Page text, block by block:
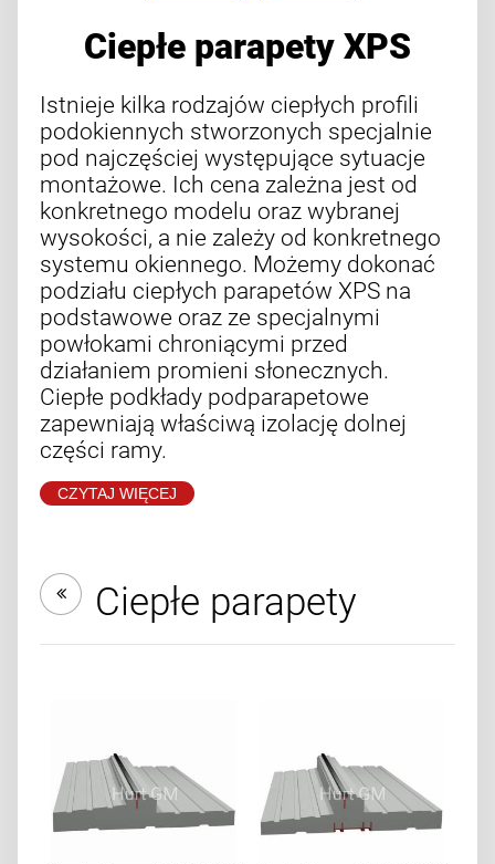
Ciepłe parapety XPS
Istnieje kilka rodzajów ciepłych profili
podokiennych stworzonych specjalnie
pod najczęściej występujące sytuacje
montażowe. Ich cena zależna jest od
konkretnego modelu oraz wybranej
wysokości, a nie zależy od konkretnego
systemu okiennego. Możemy dokonać
podziału ciepłych parapetów XPS na
podstawowe oraz ze specjalnymi
powłokami chroniącymi przed
działaniem promieni słonecznych.
Ciepłe podkłady podparapetowe
zapewniają właściwą izolację dolnej
części ramy.
CZYTAJ WIĘCEJ
Ciepłe parapety